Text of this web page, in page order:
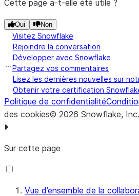
Cette page a-t-elle été utile ?
Oui Non
Visitez Snowflake
Rejoindre la conversation
Développer avec Snowflake
Partagez vos commentaires
Lisez les dernières nouvelles sur
Obtenir votre certification
Politique de confidentialité
des cookies© 2026 Snowflake, Inc.
Sur cette page
Vue d’ensemble de la